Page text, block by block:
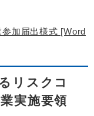
加届出様式 [Word
リスクコ
実施要領